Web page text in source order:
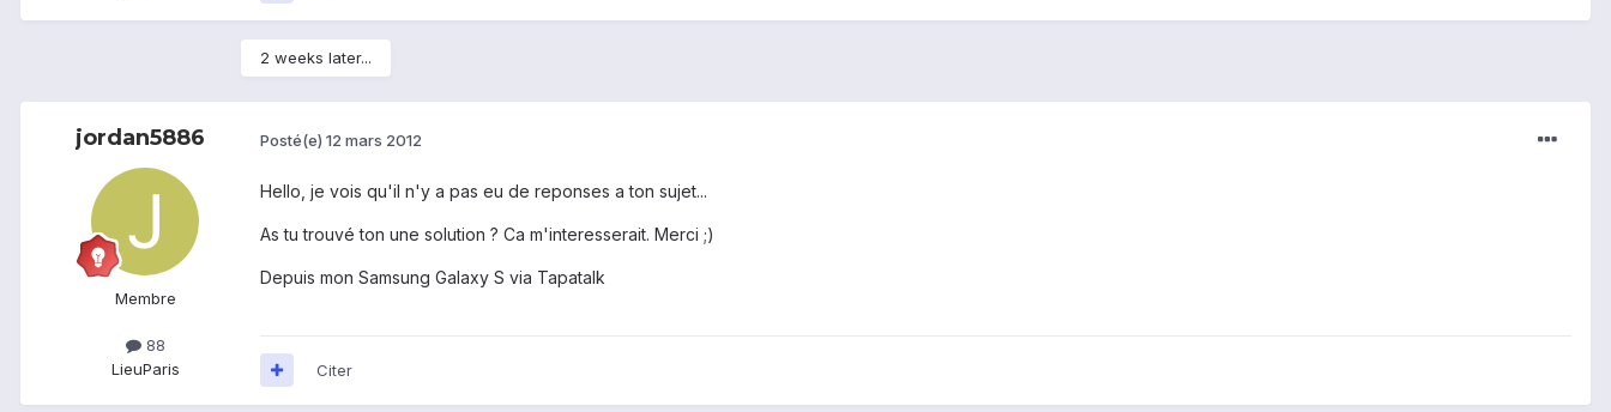
2 weeks later...
jordan5886
Membre
88
LieuParis
Posté(e) 12 mars 2012
Hello, je vois qu'il n'y a pas eu de reponses a ton sujet...
As tu trouvé ton une solution ? Ca m'interesserait. Merci ;)
Depuis mon Samsung Galaxy S via Tapatalk
Citer